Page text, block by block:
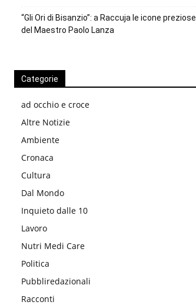
“Gli Ori di Bisanzio”: a Raccuja le icone preziose
del Maestro Paolo Lanza
Categorie
ad occhio e croce
Altre Notizie
Ambiente
Cronaca
Cultura
Dal Mondo
Inquieto dalle 10
Lavoro
Nutri Medi Care
Politica
Pubbliredazionali
Racconti